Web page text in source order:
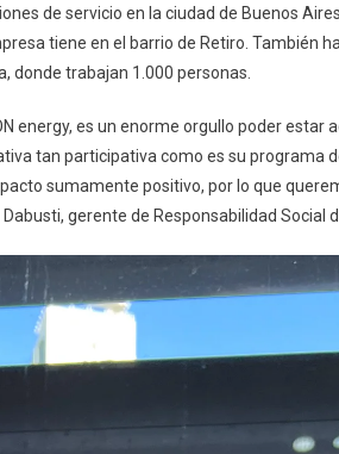
de servicio en la ciudad de Buenos
tiene en el barrio de Retiro. También
donde trabajan 1.000 personas.
energy, es un enorme orgullo poder estar
tan participativa como es su programa
sumamente positivo, por lo que
gerente de Responsabilidad Social